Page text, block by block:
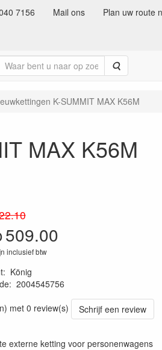
7156 Mail ons Plan uw route
Zoeken
K-SUMMIT MAX K56M
MAX K56M
509.00
inclusief btw
: König
: 2004545756
met 0 review(s)
Schrijf een review
externe ketting voor personenwagens